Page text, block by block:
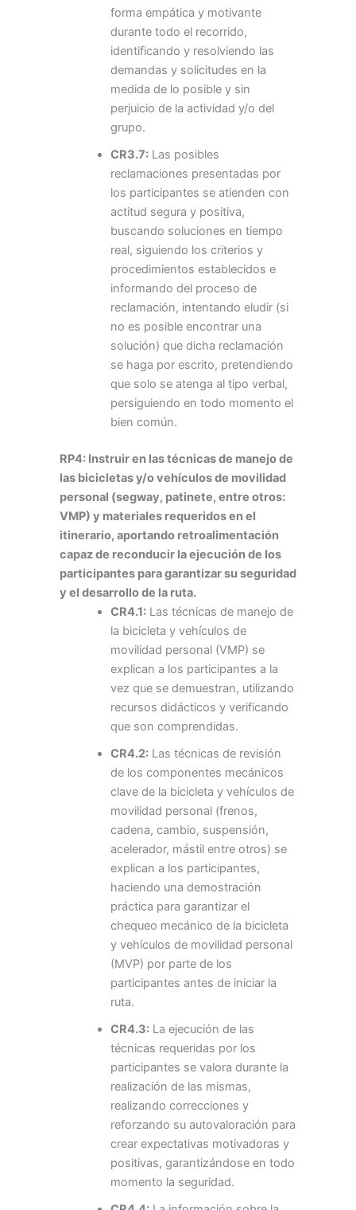
forma empática y motivante
durante todo el recorrido,
identificando y resolviendo las
demandas y solicitudes en la
medida de lo posible y sin
perjuicio de la actividad y/o del
grupo.
CR3.7:Las posibles
reclamaciones presentadas por
los participantes se atienden con
actitud segura y positiva,
buscando soluciones en tiempo
real, siguiendo los criterios y
procedimientos establecidos e
informando del proceso de
reclamación, intentando eludir (si
no es posible encontrar una
solución) que dicha reclamación
se haga por escrito, pretendiendo
que solo se atenga al tipo verbal,
persiguiendo en todo momento el
bien común.
RP4: Instruir en las técnicas de manejo de
las bicicletas y/o vehículos de movilidad
personal (segway, patinete, entre otros:
VMP) y materiales requeridos en el
itinerario, aportando retroalimentación
capaz de reconducir la ejecución de los
participantes para garantizar su seguridad
y el desarrollo de la ruta.
CR4.1:Las técnicas de manejo de
la bicicleta y vehículos de
movilidad personal (VMP) se
explican a los participantes a la
vez que se demuestran, utilizando
recursos didácticos y verificando
que son comprendidas.
CR4.2:Las técnicas de revisión
de los componentes mecánicos
clave de la bicicleta y vehículos de
movilidad personal (frenos,
cadena, cambio, suspensión,
acelerador, mástil entre otros) se
explican a los participantes,
haciendo una demostración
práctica para garantizar el
chequeo mecánico de la bicicleta
y vehículos de movilidad personal
(MVP) por parte de los
participantes antes de iniciar la
ruta.
CR4.3:La ejecución de las
técnicas requeridas por los
participantes se valora durante la
realización de las mismas,
realizando correcciones y
reforzando su autovaloración para
crear expectativas motivadoras y
positivas, garantizándose en todo
momento la seguridad.